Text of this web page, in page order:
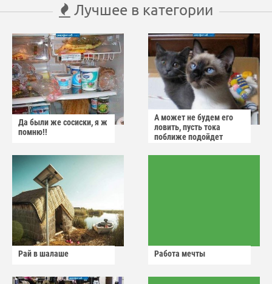
Лучшее в категории
Да были же сосиски, я ж
помню!!
А может не будем его
ловить, пусть тока
поближе подойдет
Рай в шалаше Работа мечты